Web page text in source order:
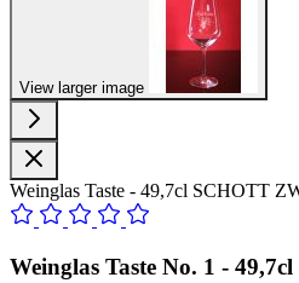
View larger image
Weinglas Taste - 49,7cl SCHOTT
Weinglas Taste No. 1 -